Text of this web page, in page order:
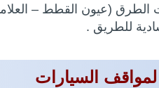
الطرق (عيون القطط –
للطريق .
السيارات